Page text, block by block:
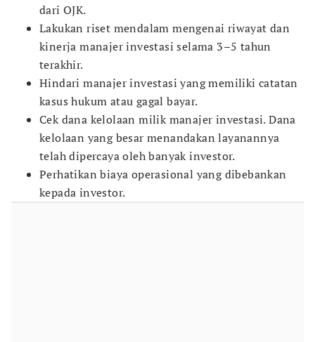
dari OJK.
Lakukan riset mendalam mengenai riwayat dan
kinerja manajer investasi selama 3–5 tahun
terakhir.
Hindari manajer investasi yang memiliki catatan
kasus hukum atau gagal bayar.
Cek dana kelolaan milik manajer investasi. Dana
kelolaan yang besar menandakan layanannya
telah dipercaya oleh banyak investor.
Perhatikan biaya operasional yang dibebankan
kepada investor.